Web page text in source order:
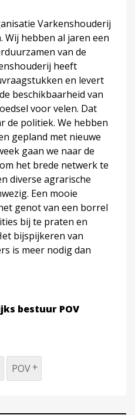
Varkenshouderij
Wij hebben al jaren een
van de
heeft
en levert
beschikbaarheid van
voor velen. Dat
de politiek. We hebben
gepland met nieuwe
gaan we naar de
het brede netwerk te
diverse agrarische
Een mooie
genot van een borrel
bij te praten en
bijspijkeren van
is meer nodig dan
bestuur POV
POV